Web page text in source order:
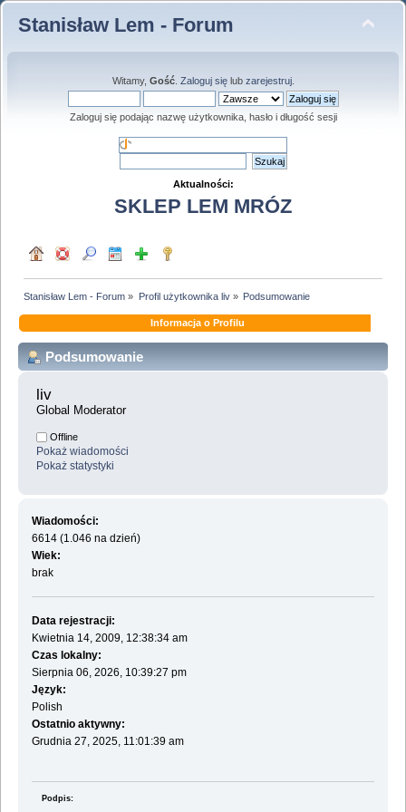
Stanisław Lem - Forum
Witamy, Gość. Zaloguj sięlub zarejestruj.
Zaloguj się podając nazwę użytkownika, hasło i długość sesji
Aktualności:
SKLEP LEM MRÓZ
Stanisław Lem - Forum » Profil użytkownika liv» Podsumowanie
Informacja o Profilu
Podsumowanie
liv
Global Moderator
Offline
Pokaż wiadomości
Pokaż statystyki
Wiadomości:
6614 (1.046 na dzień)
Wiek:
brak
Data rejestracji:
Kwietnia 14, 2009, 12:38:34 am
Czas lokalny:
Sierpnia 06, 2026, 10:39:27 pm
Język:
Polish
Ostatnio aktywny:
Grudnia 27, 2025, 11:01:39 am
Podpis: